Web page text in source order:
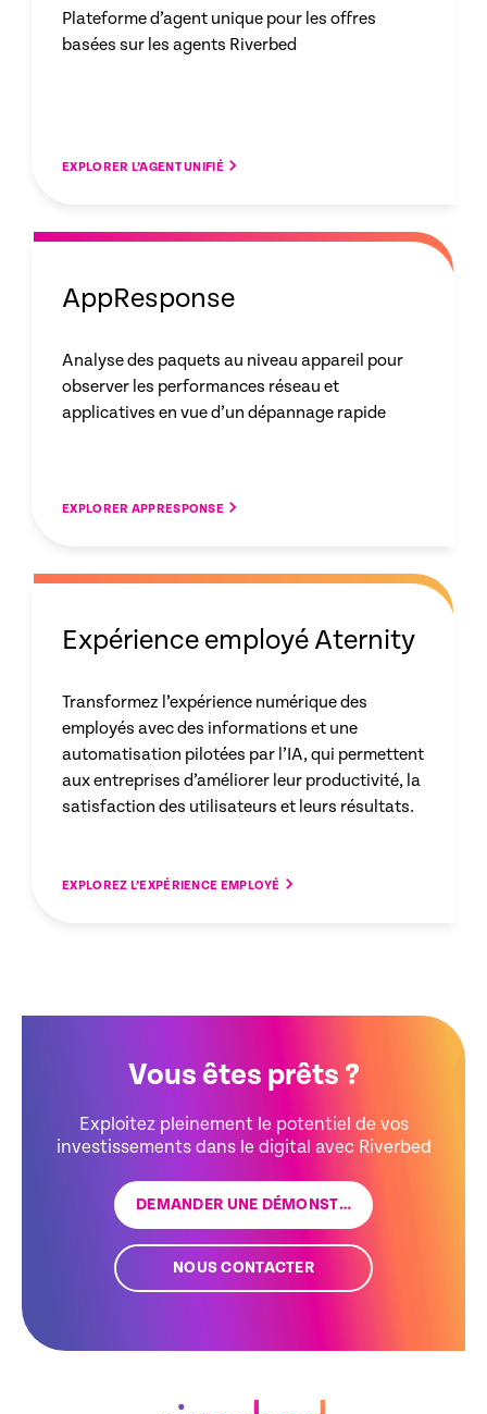
Plateforme d’agent unique pour les offres
basées sur les agents Riverbed
EXPLORER L’AGENT UNIFIÉ
AppResponse
Analyse des paquets au niveau appareil pour
observer les performances réseau et
applicatives en vue d’un dépannage rapide
EXPLORER APPRESPONSE
Expérience employé Aternity
Transformez l’expérience numérique des
employés avec des informations et une
automatisation pilotées par l’IA, qui permettent
aux entreprises d’améliorer leur productivité, la
satisfaction des utilisateurs et leurs résultats.
EXPLOREZ L’EXPÉRIENCE EMPLOYÉ
Vous êtes prêts ?
Exploitez pleinement le potentiel de vos
investissements dans le digital avec Riverbed
DEMANDER UNE DÉMONSTRATION
NOUS CONTACTER